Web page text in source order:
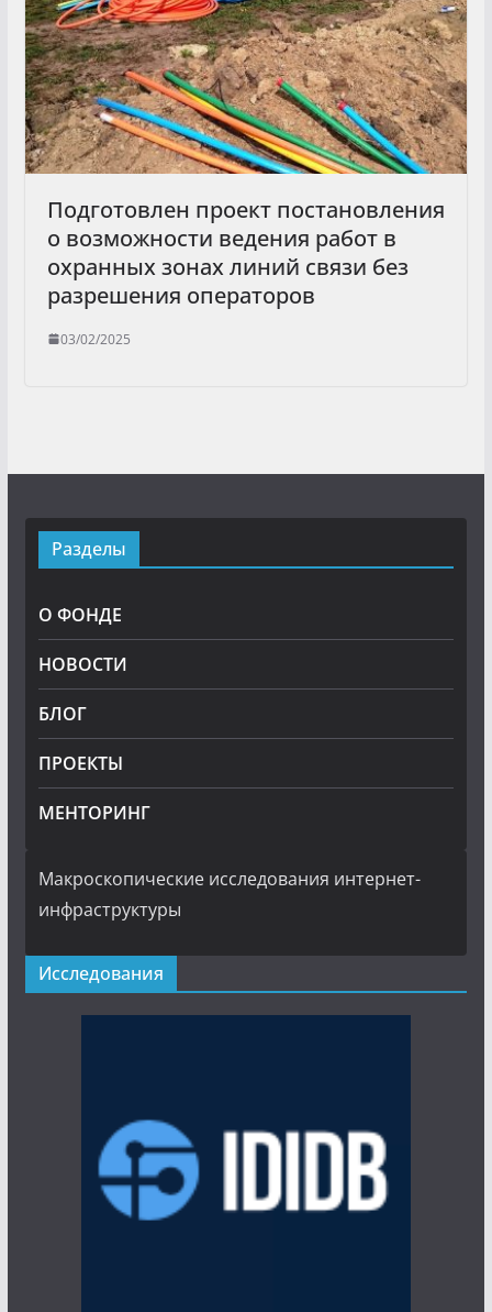
Подготовлен проект постановления
о возможности ведения работ в
охранных зонах линий связи без
разрешения операторов
03/02/2025
Разделы
О ФОНДЕ
НОВОСТИ
БЛОГ
ПРОЕКТЫ
МЕНТОРИНГ
Макроскопические исследования интернет-
инфраструктуры
Исследования